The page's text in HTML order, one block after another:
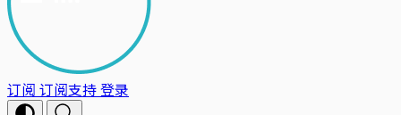
订阅 订阅支持登录